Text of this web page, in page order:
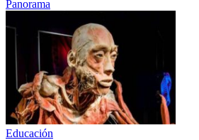
Panorama
Educación